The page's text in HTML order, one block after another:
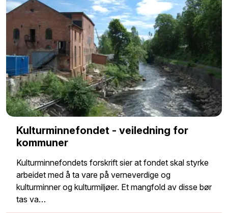
Kulturminnefondet - veiledning for
kommuner
Kulturminnefondets forskrift sier at fondet skal styrke
arbeidet med å ta vare på verneverdige og
kulturminner og kulturmiljøer. Et mangfold av disse bør
tas va…